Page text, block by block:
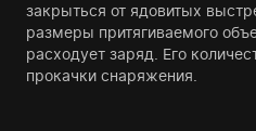
закрыться от ядовитых
размеры притягиваемого
расходует заряд. Его
прокачки снаряжения.